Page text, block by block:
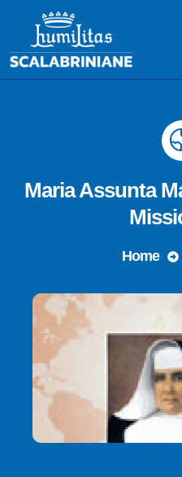
Maria Assunta
Home